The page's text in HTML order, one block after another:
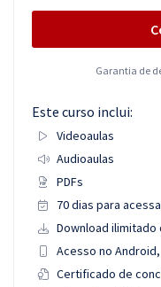
Garantia de
Este curso inclui:
Videoaulas
Audioaulas
PDFs
70 dias para
Download ilimitado
Acesso no
Certificado de